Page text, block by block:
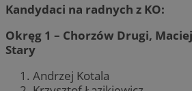
Kandydaci na radnych z KO:
Okręg 1 – Chorzów Drugi,
Stary
Andrzej Kotala